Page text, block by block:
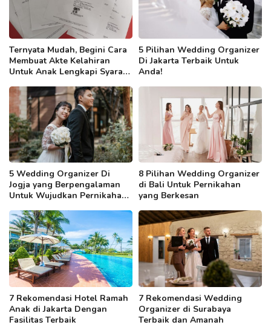
Ternyata Mudah, Begini Cara
Membuat Akte Kelahiran
Untuk Anak Lengkapi Syarat
5 Pilihan Wedding Organizer
Di Jakarta Terbaik Untuk
Anda!
5 Wedding Organizer Di
Jogja yang Berpengalaman
Untuk Wujudkan Pernikahan
8 Pilihan Wedding Organizer
di Bali Untuk Pernikahan
yang Berkesan
7 Rekomendasi Hotel Ramah
Anak di Jakarta Dengan
Fasilitas Terbaik
7 Rekomendasi Wedding
Organizer di Surabaya
Terbaik dan Amanah